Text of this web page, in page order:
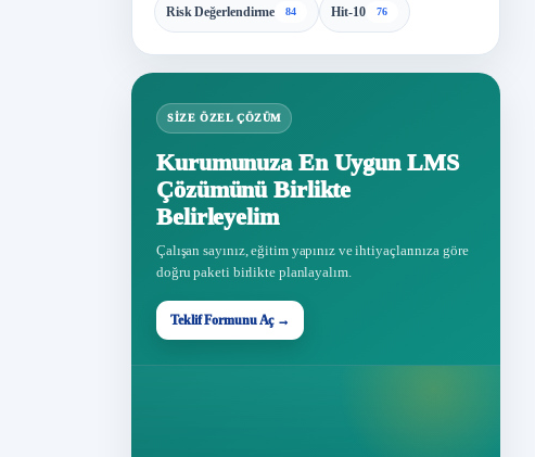
Risk Değerlendirme 84 Hit-10 76
SIZE ÖZEL ÇÖZÜM
Kurumunuza En Uygun LMS
Çözümünü Birlikte
Belirleyelim
Çalışan sayınız, eğitim yapınız ve ihtiyaçlarınıza göre
doğru paketi birlikte planlayalım.
Teklif Formunu Aç →
Teklif